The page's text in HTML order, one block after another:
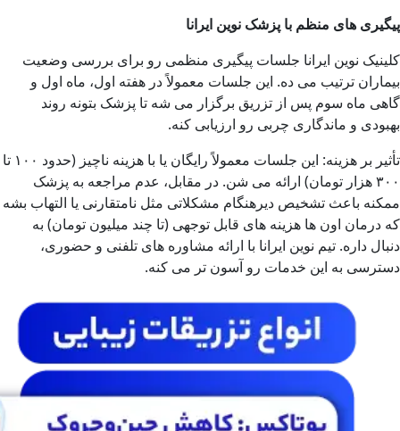
پیگیری های منظم با پزشک نوین ایرانا
کلینیک نوین ایرانا جلسات پیگیری منظمی رو برای بررسی وضعیت
بیماران ترتیب می ده. این جلسات معمولاً در هفته اول، ماه اول و
گاهی ماه سوم پس از تزریق برگزار می شه تا پزشک بتونه روند
بهبودی و ماندگاری چربی رو ارزیابی کنه.
تأثیر بر هزینه: این جلسات معمولاً رایگان یا با هزینه ناچیز (حدود ۱۰۰ تا
۳۰۰ هزار تومان) ارائه می شن. در مقابل، عدم مراجعه به پزشک
ممکنه باعث تشخیص دیرهنگام مشکلاتی مثل نامتقارنی یا التهاب بشه
که درمان اون ها هزینه های قابل توجهی (تا چند میلیون تومان) به
دنبال داره. تیم نوین ایرانا با ارائه مشاوره های تلفنی و حضوری،
دسترسی به این خدمات رو آسون تر می کنه.